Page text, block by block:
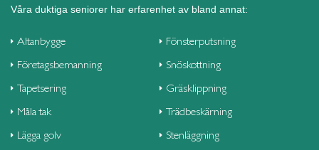
Våra duktiga seniorer har erfarenhet av bland annat:
Altanbygge
Företagsbemanning
Tapetsering
Måla tak
Lägga golv
Fönsterputsning
Snöskottning
Gräsklippning
Trädbeskärning
Stenläggning